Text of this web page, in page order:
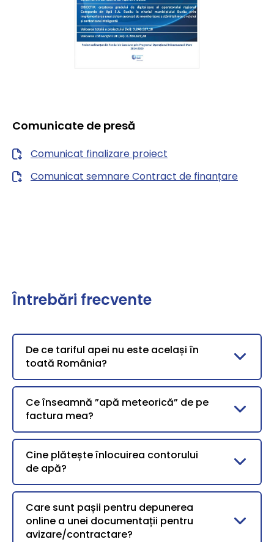
Comunicate de presă
Comunicat finalizare proiect
Comunicat semnare Contract de finanțare
Întrebări frecvente
De ce tariful apei nu este același în
toată România?
Ce înseamnă ”apă meteorică” de pe
factura mea?
Cine plătește înlocuirea contorului
de apă?
Care sunt pașii pentru depunerea
online a unei documentații pentru
avizare/contractare?